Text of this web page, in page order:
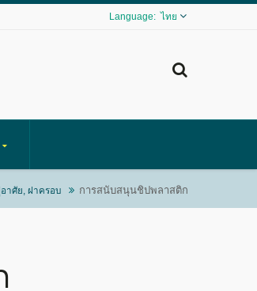
ไทย
าศัย, ฝาครอบ การสนับสนุนชิปพลาสติก